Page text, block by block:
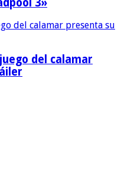
del calamar